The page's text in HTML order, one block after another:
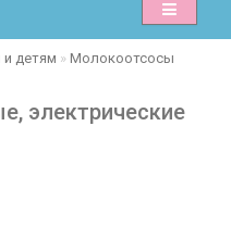
детям Молокоотсосы
электрические